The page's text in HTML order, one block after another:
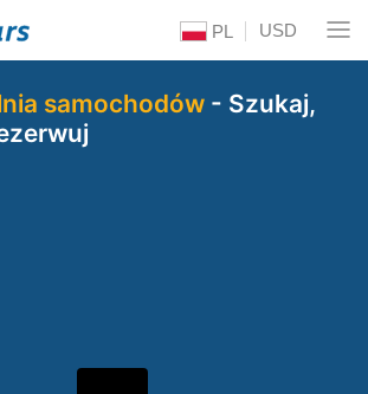
PL USD
samochodów - Szukaj,